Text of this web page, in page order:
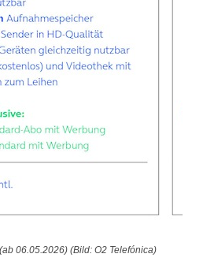
06.05.2026) (Bild: O2 Telefónica)